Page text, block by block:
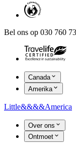
Bel ons op 030 760
Canada
Amerika
Little&&&&America
Over ons
Ontmoet